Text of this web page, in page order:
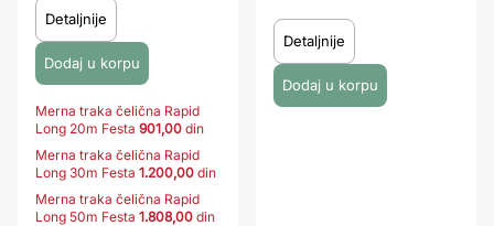
Detaljnije
Merna traka čelična Rapid
Long 20m Festa 901,00 din
Merna traka čelična Rapid
Long 30m Festa 1.200,00 din
Merna traka čelična Rapid
Long 50m Festa 1.808,00 din
Detaljnije